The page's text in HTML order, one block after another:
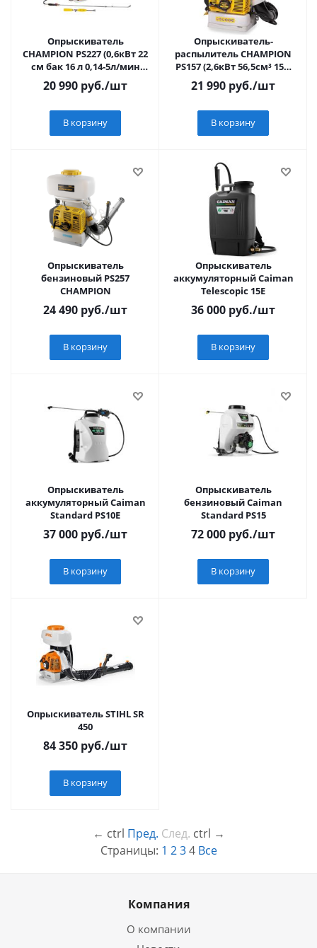
Опрыскиватель
CHAMPION PS227 (0,6кВт 22
см бак 16 л 0,14-5л/мин
7,5кг)
20 990 руб./шт
В корзину
Опрыскиватель-
распылитель CHAMPION
PS157 (2,6кВт 56,5см³ 15м
бак 14л 0,14-3,03 л/мин
11,3кг), CHAMP
21 990 руб./шт
В корзину
Опрыскиватель
бензиновый PS257
CHAMPION
24 490 руб./шт
В корзину
Опрыскиватель
аккумуляторный Caiman
Telescopic 15E
36 000 руб./шт
В корзину
Опрыскиватель
аккумуляторный Caiman
Standard PS10E
37 000 руб./шт
В корзину
Опрыскиватель
бензиновый Caiman
Standard PS15
72 000 руб./шт
В корзину
Опрыскиватель STIHL SR
450
84 350 руб./шт
В корзину
← ctrl Пред. След. ctrl →
Страницы: 1 2 3 4 Все
Компания
О компании